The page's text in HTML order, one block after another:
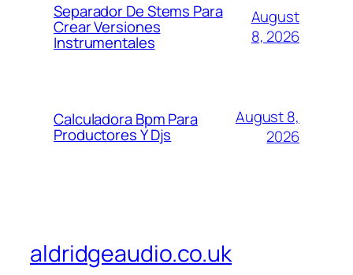
Separador De Stems Para
Crear Versiones
Instrumentales
August
8, 2026
Calculadora Bpm Para
Productores Y Djs
August 8,
2026
aldridgeaudio.co.uk